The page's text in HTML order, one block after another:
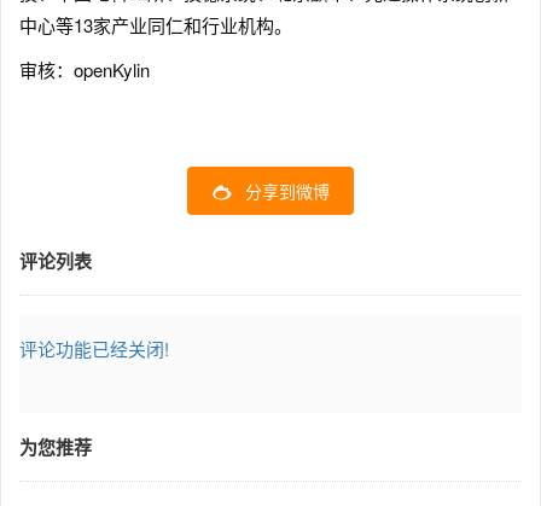
中心等13家产业同仁和行业机构。
审核：openKylin
分享到微博
评论列表
评论功能已经关闭!
为您推荐